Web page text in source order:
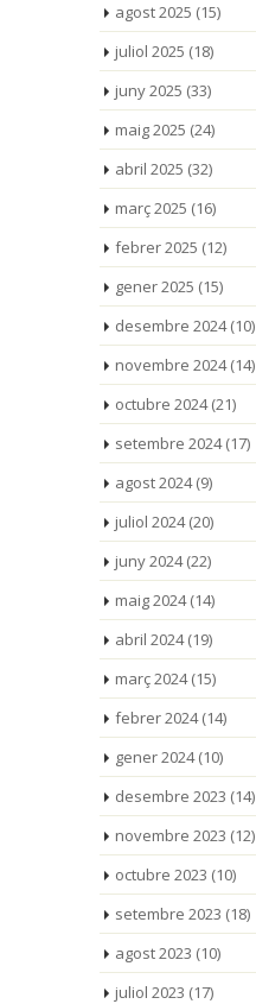
agost 2025 (15)
juliol 2025 (18)
juny 2025 (33)
maig 2025 (24)
abril 2025 (32)
març 2025 (16)
febrer 2025 (12)
gener 2025 (15)
desembre 2024(10)
novembre 2024(14)
octubre 2024(21)
setembre 2024(17)
agost 2024(9)
juliol 2024(20)
juny 2024(22)
maig 2024(14)
abril 2024(19)
març 2024(15)
febrer 2024(14)
gener 2024(10)
desembre 2023 (14)
novembre 2023 (12)
octubre 2023 (10)
setembre 2023 (18)
agost 2023 (10)
juliol 2023 (17)